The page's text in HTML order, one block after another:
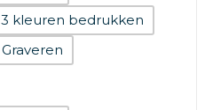
3
Graveren